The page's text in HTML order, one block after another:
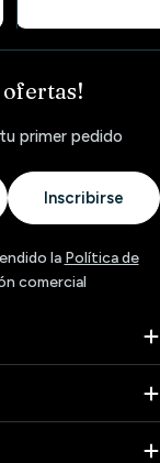
ofertas!
primer pedido
Inscribirse
la Política de
comercial